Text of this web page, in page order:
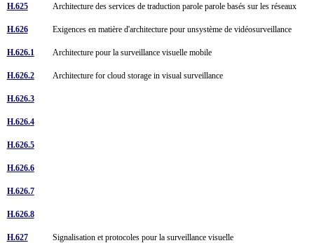
H.625 Architecture des services de traduction parole parole basés sur les réseaux
H.626 Exigences en matière d'architecture pour unsystème de vidéosurveillance
H.626.1 Architecture pour la surveillance visuelle mobile
H.626.2 Architecture for cloud storage in visual surveillance
H.626.3
H.626.4
H.626.5
H.626.6
H.626.7
H.626.8
H.627 Signalisation et protocoles pour la surveillance visuelle